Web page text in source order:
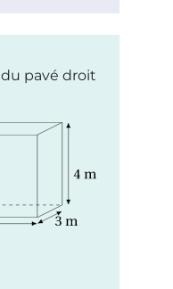
du pavé droit